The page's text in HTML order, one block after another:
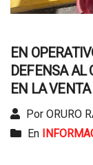
EN
DEFENSA AL
EN LA
Por ORURO
En